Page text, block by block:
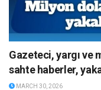
Gazeteci, yargı ve
sahte haberler,
MARCH 30, 2026